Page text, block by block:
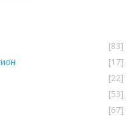
[83]
[17]
[22]
[53]
[67]